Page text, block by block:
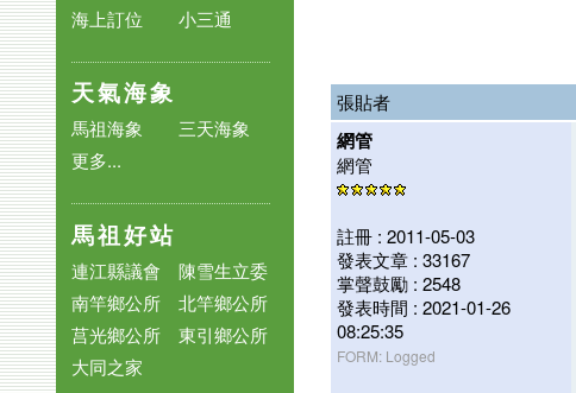
海上訂位
小三通
天氣海象
馬祖海象
三天海象
更多...
馬祖好站
連江縣議會
陳雪生立委
南竿鄉公所
北竿鄉公所
莒光鄉公所
東引鄉公所
大同之家
張貼者
網管
網管
註冊 : 2011-05-03
發表文章 : 33167
掌聲鼓勵 : 2548
發表時間 : 2021-01-26
08:25:35
FORM: Logged